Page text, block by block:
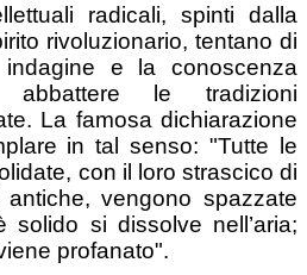
radicali, spinti dalla
rivoluzionario, tentano di
e la conoscenza
abbattere le tradizioni
La famosa dichiarazione
in tal senso: "Tutte le
con il loro strascico di
vengono spazzate
si dissolve nell’aria;
profanato".